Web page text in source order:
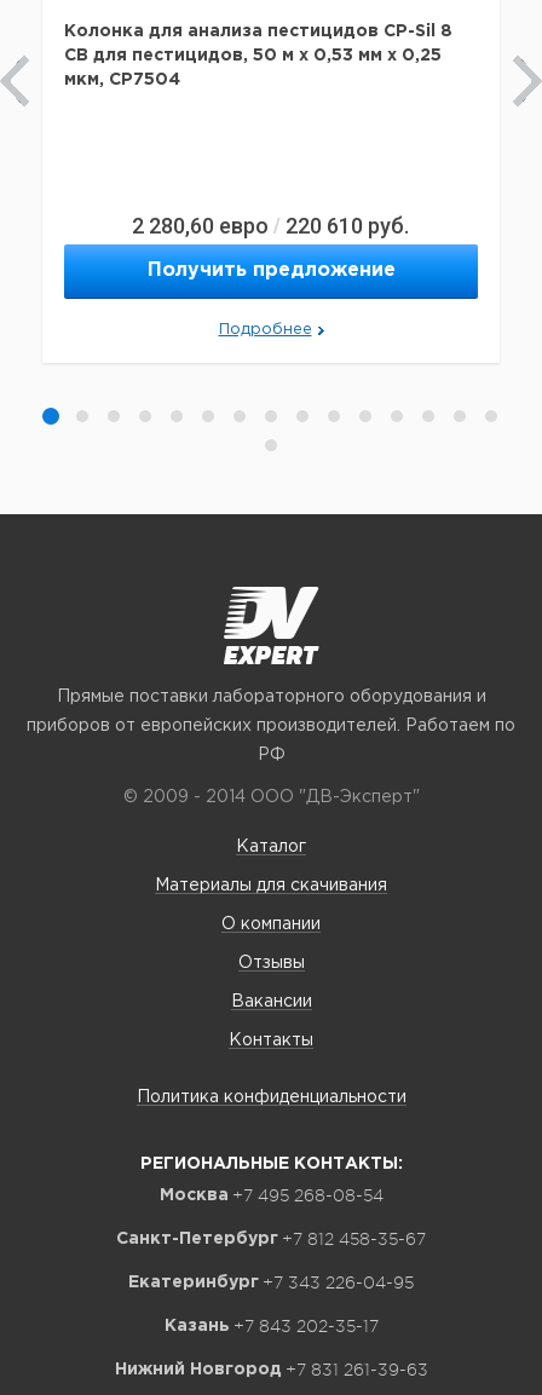
Колонка для анализа пестицидов CP-Sil 8
CB для пестицидов, 50 м х 0,53 мм х 0,25
мкм, CP7504
2 280,60 евро / 220 610 руб.
Получить предложение
Подробнее
Прямые поставки лабораторного оборудования и
приборов от европейских производителей. Работаем по
РФ
© 2009 - 2014 ООО "ДВ-Эксперт"
Каталог
Материалы для скачивания
О компании
Отзывы
Вакансии
Контакты
Политика конфиденциальности
РЕГИОНАЛЬНЫЕ КОНТАКТЫ:
Москва +7 495 268-08-54
Санкт-Петербург +7 812 458-35-67
Екатеринбург +7 343 226-04-95
Казань +7 843 202-35-17
Нижний Новгород +7 831 261-39-63